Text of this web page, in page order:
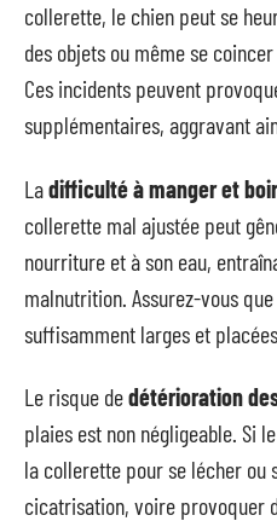
collerette, le chien peut se
des objets ou même se
Ces incidents peuvent
supplémentaires, aggravant
Ladifficulté à manger et
collerette mal ajustée peut
nourriture et à son eau,
malnutrition. Assurez-vous
suffisamment larges et
Le risque dedétérioration
plaies est non négligeable. Si
la collerette pour se lécher
cicatrisation, voire provoquer